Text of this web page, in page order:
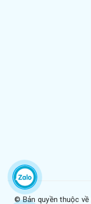
© Bản quyền thuộc về